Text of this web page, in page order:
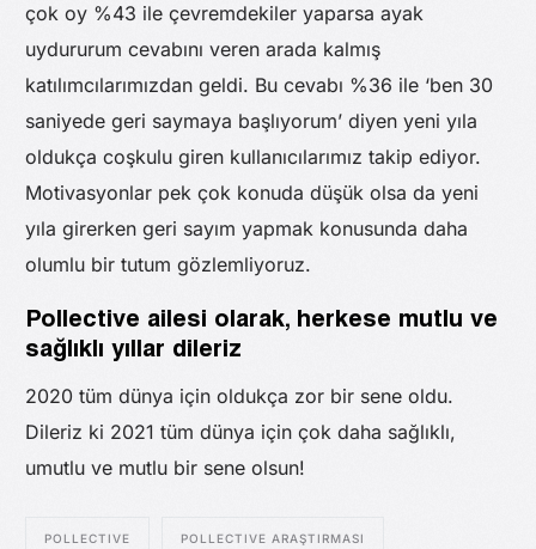
çok oy %43 ile çevremdekiler yaparsa ayak
uydururum cevabını veren arada kalmış
katılımcılarımızdan geldi. Bu cevabı %36 ile ‘ben 30
saniyede geri saymaya başlıyorum’ diyen yeni yıla
oldukça coşkulu giren kullanıcılarımız takip ediyor.
Motivasyonlar pek çok konuda düşük olsa da yeni
yıla girerken geri sayım yapmak konusunda daha
olumlu bir tutum gözlemliyoruz.
Pollective ailesi olarak, herkese mutlu ve
sağlıklı yıllar dileriz
2020 tüm dünya için oldukça zor bir sene oldu.
Dileriz ki 2021 tüm dünya için çok daha sağlıklı,
umutlu ve mutlu bir sene olsun!
POLLECTIVE POLLECTIVE ARAŞTIRMASI